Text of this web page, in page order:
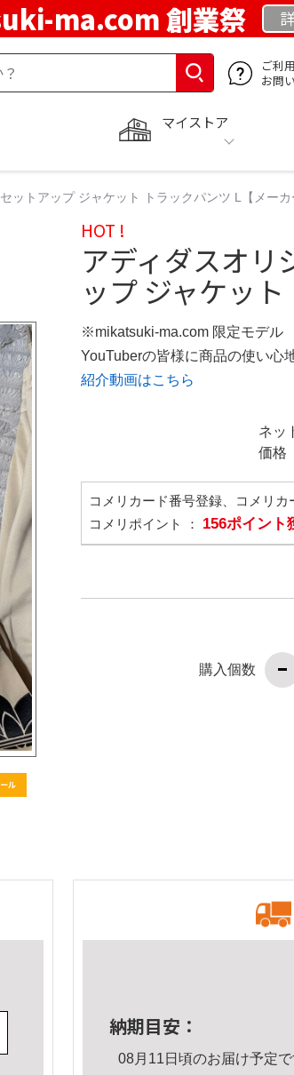
ma.com 創業祭
ご利
お問
マイストア
ットアップ ジャケット トラックパンツ L【メーカ
HOT !
アディダスオリ
ップ ジャケッ
※mikatsuki-ma.com 限定モデル
YouTuberの皆様に商品の使い心
紹介動画はこちら
ネッ
価格
コメリカード番号登録、コメリ
コメリポイント ： 156ポイント
購入個数
納期目安：
08月11日頃のお届け予定で